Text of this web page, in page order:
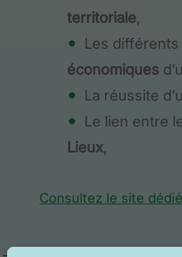
territoriale,
Les différents
économiques
La réussite
Le lien entre
Lieux,
Consultez le site dédié